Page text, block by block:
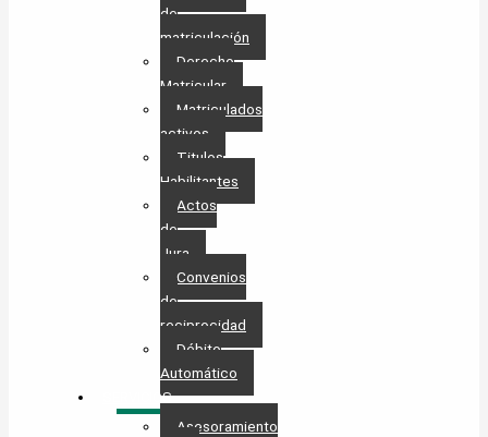
de
matriculación
Derecho
Matricular
Matriculados
activos
Titulos
Habilitantes
Actos
de
Jura
Convenios
de
reciprocidad
Débito
Automático
SERVICIOS
Asesoramiento